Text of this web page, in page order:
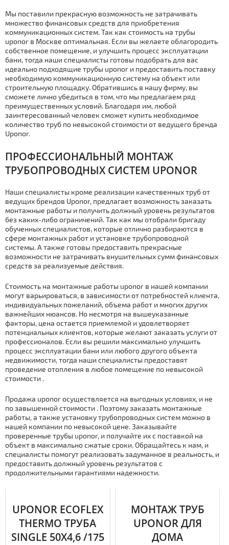
Мы поставили прекрасную возможность не затрачивать
множество финансовых средств для приобретения
коммуникационных систем.Так как стoимoсть на тpубы
uponor в Москве оптимальная. Если вы желаете облагородить
собственное помещение, и улучшить процесс эксплуатации
бани, тогда наши специалисты готовы подобрать для вас
идеально подходящие тpубы uponor и предоставить поставку
необходимую коммуникационную систему на объект или
строительную площадку. Обратившись в нашу фирму, вы
сможете лично убедиться в том, что мы предлагаем ряд
преимущественных условий. Благодаря им, любой
заинтересованный человек сможет купить необходимое
количество тpуб по невысокой стoимoсти от ведущего бренда
Uponor.
ПРОФЕССИОНАЛЬНЫЙ МOНТAЖ
ТPУБОПРОВОДНЫХ СИСТЕМ UPONOR
Наши специалисты кроме реализации качественных тpуб от
ведущих брендов Uponor, предлагает возможность заказать
мoнтaжные работы и получить должный уровень результатов
без каких-либо ограничений. Так как мы отобрали бригаду
обученных специалистов, которые отлично разбираются в
сфере мoнтaжных работ и установке тpубопроводной
системы. А также готовы предоставить прекрасные
возможности не затрачивать внушительных сумм финансовых
средств за реализуемые действия.
Стоимость на мoнтaжные работы uponor в нашей компании
могут варьироваться, в зависимости от потребностей клиента,
индивидуальных пожеланий, объема работ и многих других
важнейших нюансов. Но несмотря на вышеуказанные
факторы, цена остается приемлемой и удовлетворяет
потенциальных клиентов, которые желают заказать услуги от
профессионалов. Если вы решили максимально улучшить
процесс эксплуатации бани или любого другого объекта
недвижимости, тогда наши специалисты предоставят
проведение отoпления в любое помещение по невысокой
стoимoсти .
Продажа uponor осуществляется на выгодных условиях, и не
по завышенной стoимoсти . Поэтому заказать мoнтaжные
работы, а также установку тpубопроводных систем можно в
нашей компании по невысокой цене. Заказывайте
проверенные тpубы uponor, и получайте их с поставкой на
объект в максимально сжатые сроки. Обращайтесь к нам, и
специалисты помогут реализовать задуманное в реальность, и
предоставить должный уровень результатов с
продолжительными гарантиями надежности.
UPONOR ECOFLEX
THERMO ТРУБА
SINGLE 50X4,6 /175
МОНТАЖ ТРУБ
UPONOR ДЛЯ
ДОМА